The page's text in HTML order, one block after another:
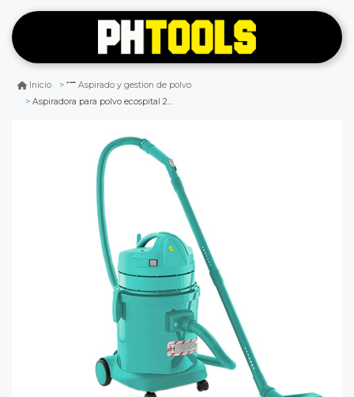
Inicio
Aspirado y gestion de polvo
Aspiradora para polvo ecospital 27lts 1150w ipc soteco